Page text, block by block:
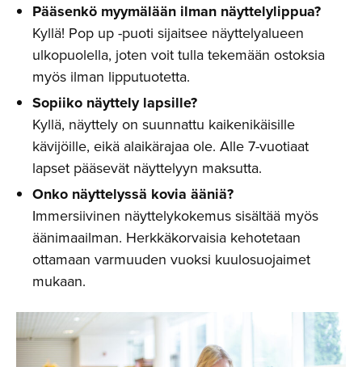
Pääsenkö myymälään ilman näyttelylippua?
Kyllä! Pop up -puoti sijaitsee näyttelyalueen
ulkopuolella, joten voit tulla tekemään ostoksia
myös ilman lipputuotetta.
Sopiiko näyttely lapsille?
Kyllä, näyttely on suunnattu kaikenikäisille
kävijöille, eikä alaikärajaa ole. Alle 7-vuotiaat
lapset pääsevät näyttelyyn maksutta.
Onko näyttelyssä kovia ääniä?
Immersiivinen näyttelykokemus sisältää myös
äänimaailman. Herkkäkorvaisia kehotetaan
ottamaan varmuuden vuoksi kuulosuojaimet
mukaan.